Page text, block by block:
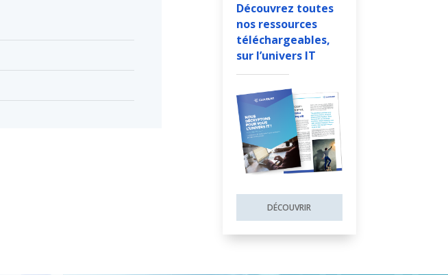
Découvrez toutes
nos ressources
téléchargeables,
sur l’univers IT
DÉCOUVRIR